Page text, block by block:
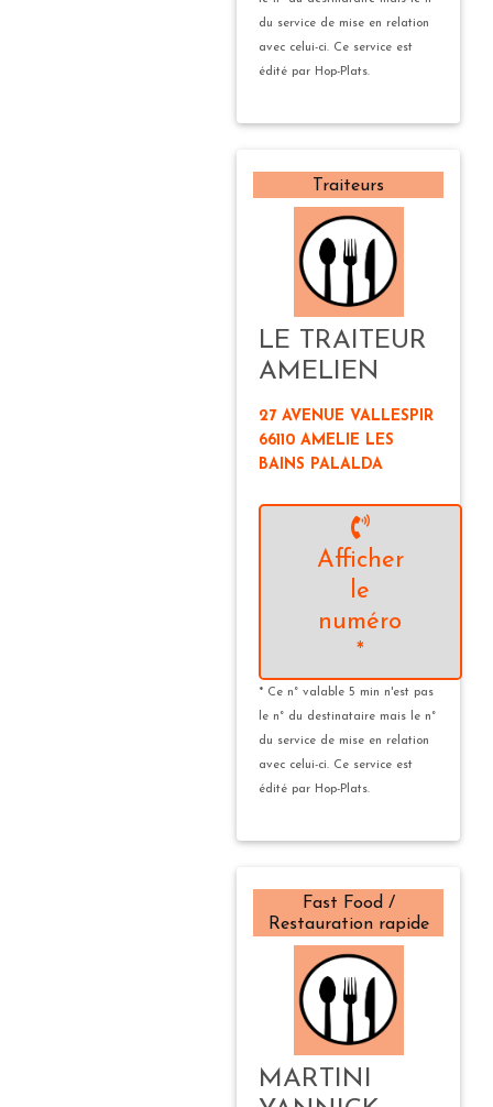
du service de mise en relation
avec celui-ci. Ce service est
édité par Hop-Plats.
Traiteurs
LE TRAITEUR
AMELIEN
27 AVENUE VALLESPIR
66110 AMELIE LES
BAINS PALALDA
Afficher
le
numéro
*
* Ce n° valable 5 min n'est pas
le n° du destinataire mais le n°
du service de mise en relation
avec celui-ci. Ce service est
édité par Hop-Plats.
Fast Food /
Restauration rapide
MARTINI